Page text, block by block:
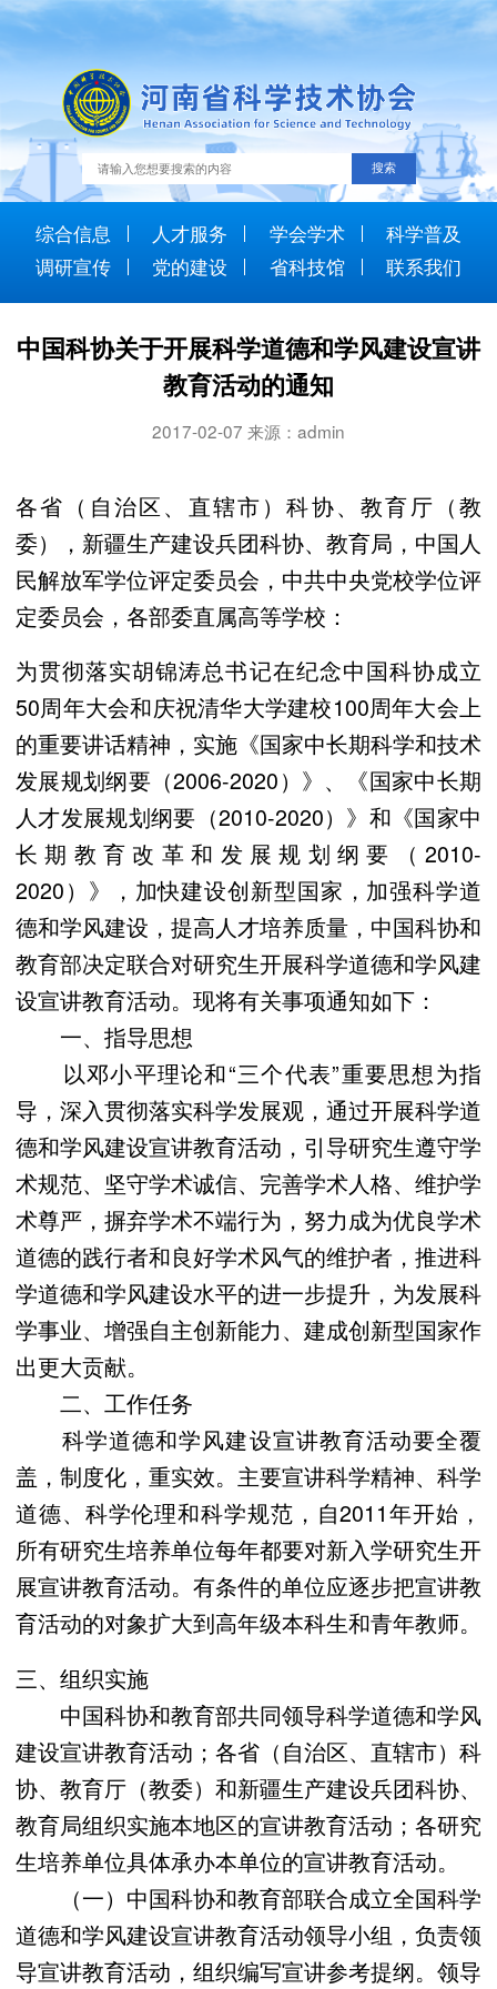
综合信息 人才服务 学会学术
科学普及
调研宣传
党的建设 省科技馆 联系我们
中国科协关于开展科学道德和学风建设宣讲
教育活动的通知
2017-02-07 来源：admin
各省（自治区、直辖市）科协、教育厅（教
委），新疆生产建设兵团科协、教育局，中国人
民解放军学位评定委员会，中共中央党校学位评
定委员会，各部委直属高等学校：
为贯彻落实胡锦涛总书记在纪念中国科协成立
50周年大会和庆祝清华大学建校100周年大会上
的重要讲话精神，实施《国家中长期科学和技术
发展规划纲要（2006-2020）》、《国家中长期
人才发展规划纲要（2010-2020）》和《国家中
长期教育改革和发展规划纲要（2010-
2020）》，加快建设创新型国家，加强科学道
德和学风建设，提高人才培养质量，中国科协和
教育部决定联合对研究生开展科学道德和学风建
设宣讲教育活动。现将有关事项通知如下：
一、指导思想
以邓小平理论和“三个代表”重要思想为指
导，深入贯彻落实科学发展观，通过开展科学道
德和学风建设宣讲教育活动，引导研究生遵守学
术规范、坚守学术诚信、完善学术人格、维护学
术尊严，摒弃学术不端行为，努力成为优良学术
道德的践行者和良好学术风气的维护者，推进科
学道德和学风建设水平的进一步提升，为发展科
学事业、增强自主创新能力、建成创新型国家作
出更大贡献。
二、工作任务
科学道德和学风建设宣讲教育活动要全覆
盖，制度化，重实效。主要宣讲科学精神、科学
道德、科学伦理和科学规范，自2011年开始，
所有研究生培养单位每年都要对新入学研究生开
展宣讲教育活动。有条件的单位应逐步把宣讲教
育活动的对象扩大到高年级本科生和青年教师。
三、组织实施
中国科协和教育部共同领导科学道德和学风
建设宣讲教育活动；各省（自治区、直辖市）科
协、教育厅（教委）和新疆生产建设兵团科协、
教育局组织实施本地区的宣讲教育活动；各研究
生培养单位具体承办本单位的宣讲教育活动。
（一）中国科协和教育部联合成立全国科学
道德和学风建设宣讲教育活动领导小组，负责领
导宣讲教育活动，组织编写宣讲参考提纲。领导